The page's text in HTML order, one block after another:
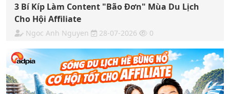
3 Bí Kíp Làm Content "Bão Đơn" Mùa Du Lịch
Cho Hội Affiliate
Ngoc Anh Nguyen 28-07-2026 0